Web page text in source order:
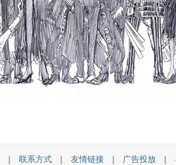
| 联系方式 | 友情链接 | 广告投放 |